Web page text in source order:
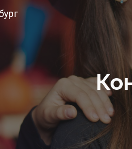
Skip to main content